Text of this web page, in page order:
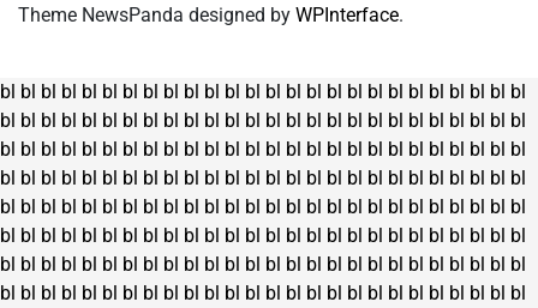
Theme NewsPanda designed by WPInterface.
bl bl bl bl bl bl bl bl bl bl bl bl bl bl bl bl bl bl bl bl bl bl bl bl bl bl
bl bl bl bl bl bl bl bl bl bl bl bl bl bl bl bl bl bl bl bl bl bl bl bl bl bl
bl bl bl bl bl bl bl bl bl bl bl bl bl bl bl bl bl bl bl bl bl bl bl bl bl bl
bl bl bl bl bl bl bl bl bl bl bl bl bl bl bl bl bl bl bl bl bl bl bl bl bl bl
bl bl bl bl bl bl bl bl bl bl bl bl bl bl bl bl bl bl bl bl bl bl bl bl bl bl
bl bl bl bl bl bl bl bl bl bl bl bl bl bl bl bl bl bl bl bl bl bl bl bl bl bl
bl bl bl bl bl bl bl bl bl bl bl bl bl bl bl bl bl bl bl bl bl bl bl bl bl bl
bl bl bl bl bl bl bl bl bl bl bl bl bl bl bl bl bl bl bl bl bl bl bl bl bl bl